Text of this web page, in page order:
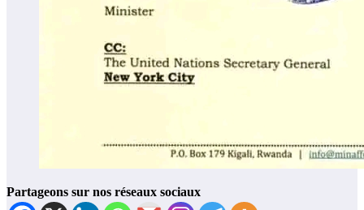
Partageons sur nos réseaux sociaux